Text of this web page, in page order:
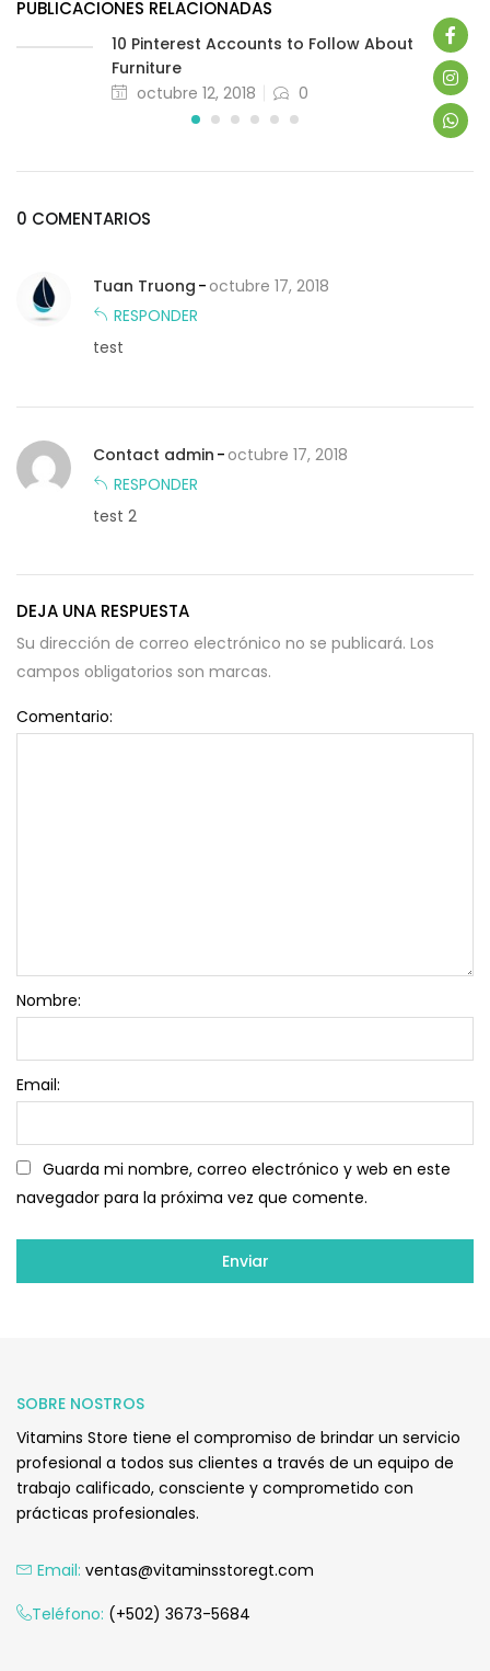
PUBLICACIONES RELACIONADAS
10 Pinterest Accounts to Follow About
Furniture
octubre 12, 2018
0
0 COMENTARIOS
Tuan Truong
octubre 17, 2018
RESPONDER
test
Contact admin
octubre 17, 2018
RESPONDER
test 2
DEJA UNA RESPUESTA
Su dirección de correo electrónico no se publicará. Los
campos obligatorios son marcas.
Comentario:
Nombre:
Email:
Guarda mi nombre, correo electrónico y web en este
navegador para la próxima vez que comente.
SOBRE NOSTROS
Vitamins Store tiene el compromiso de brindar un servicio
profesional a todos sus clientes a través de un equipo de
trabajo calificado, consciente y comprometido con
prácticas profesionales.
Email: ventas@vitaminsstoregt.com
Teléfono: (+502) 3673-5684